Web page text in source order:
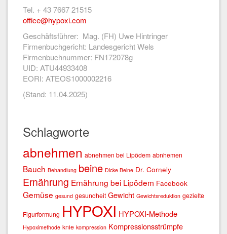
Tel. + 43 7667 21515
office@hypoxi.com
Geschäftsführer: Mag. (FH) Uwe Hintringer
Firmenbuchgericht: Landesgericht Wels
Firmenbuchnummer: FN172078g
UID: ATU44933408
EORI: ATEOS1000002216
(Stand: 11.04.2025)
Schlagworte
abnehmen abnehmen bei Lipödem abnhemen
Bauch Behandlung beine Dicke Beine Dr. Cornely
Ernährung Ernährung bei Lipödem Facebook
Gemüse gesund gesundheit Gewicht Gewichtsreduktion gezielte
Figurformung HYPOXI HYPOXI-Methode
Hypoximethode knie kompression Kompressionsstrümpfe